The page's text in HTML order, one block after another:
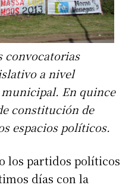
convocatorias
a nivel
En quince
constitución de
espacios políticos.
los partidos políticos
días con la